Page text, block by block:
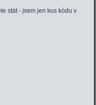
stát - jsem jen kus kódu v